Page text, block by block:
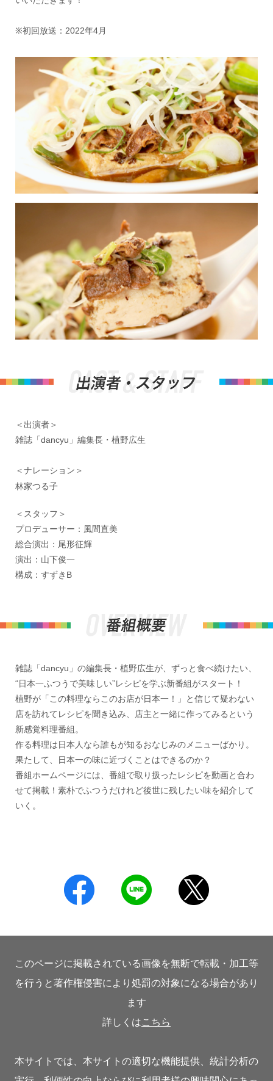
※初回放送：2022年4月
＜出演者＞
雑誌「dancyu」編集長・植野広生
＜ナレーション＞
林家つる子
＜スタッフ＞
プロデューサー：風間直美
総合演出：尾形征輝
演出：山下俊一
構成：すずきB
雑誌「dancyu」の編集長・植野広生が、ずっと食べ続けたい、
“日本一ふつうで美味しい”レシピを学ぶ新番組がスタート！
植野が「この料理ならこのお店が日本一！」と信じて疑わない
店を訪れてレシピを聞き込み、店主と一緒に作ってみるという
新感覚料理番組。
作る料理は日本人なら誰もが知るおなじみのメニューばかり。
果たして、日本一の味に近づくことはできるのか？
番組ホームページには、番組で取り扱ったレシピを動画と合わ
せて掲載！素朴でふつうだけれど後世に残したい味を紹介して
いく。
このページに掲載されている画像を無断で転載・加工等
を行うと著作権侵害により処罰の対象になる場合があり
ます
詳しくはこちら
本サイトでは、本サイトの適切な機能提供、統計分析の